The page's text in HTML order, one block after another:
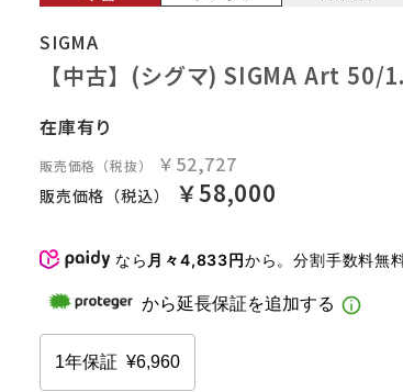
SIGMA
【中古】(シグマ) SIGMA Art 50/
在庫有り
販売価格（税抜） ￥52,727
販売価格（税込） ￥58,000
なら 月々4,833円から。分割手数料無